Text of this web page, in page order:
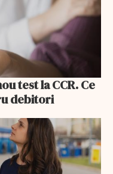
test la CCR. Ce
debitori